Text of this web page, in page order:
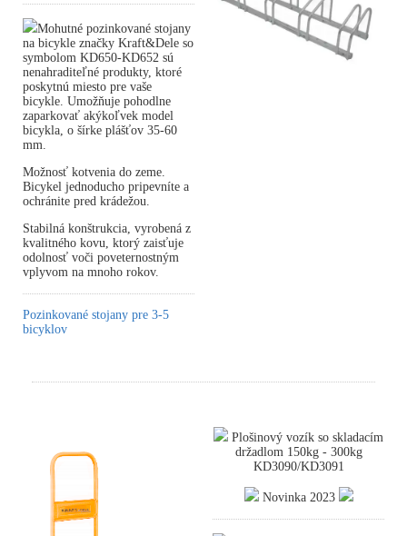
Mohutné pozinkované stojany
na bicykle značky Kraft&Dele so
symbolom KD650-KD652 sú
nenahraditeľné produkty, ktoré
poskytnú miesto pre vaše
bicykle. Umožňuje pohodlne
zaparkovať akýkoľvek model
bicykla, o šírke plášťov 35-60
mm.
Možnosť kotvenia do zeme.
Bicykel jednoducho pripevníte a
ochránite pred krádežou.
Stabilná konštrukcia, vyrobená z
kvalitného kovu, ktorý zaisťuje
odolnosť voči poveternostným
vplyvom na mnoho rokov.
Pozinkované stojany pre 3-5
bicyklov
Plošinový vozík so skladacím
držadlom 150kg - 300kg
KD3090/KD3091
Novinka 2023